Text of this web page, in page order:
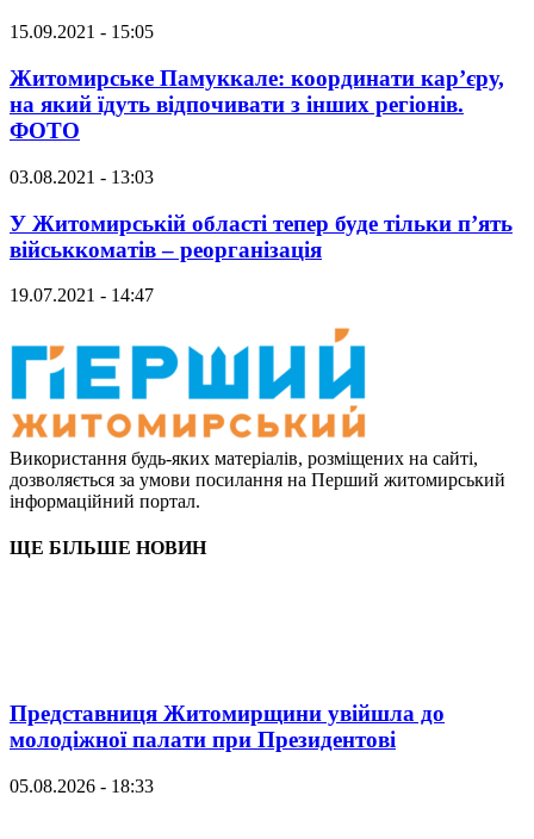
15.09.2021 - 15:05
Житомирське Памуккале: координати кар’єру,
на який їдуть відпочивати з інших регіонів.
ФОТО
03.08.2021 - 13:03
У Житомирській області тепер буде тільки п’ять
військкоматів – реорганізація
19.07.2021 - 14:47
Використання будь-яких матеріалів, розміщених на сайті,
дозволяється за умови посилання на Перший житомирський
інформаційний портал.
ЩЕ БІЛЬШЕ НОВИН
Представниця Житомирщини увійшла до
молодіжної палати при Президентові
05.08.2026 - 18:33